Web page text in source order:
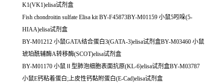
K1(VK1)elisa试剂盒
Fish chondroitin sulfate Elisa kit BY-F45873BY-M01159 小鼠5吲哚(5-
HIAA)elisa试剂盒
BY-M01212 小鼠GATA结合蛋白3(GATA-3)elisa试剂盒BY-M03460 小鼠
琥珀酰辅酶A转移酶(SCOT)elisa试剂盒
BY-M01170 小鼠Ⅱ型肺泡细胞表面抗原(KL-6)elisa试剂盒BY-M03787
小鼠E钙粘着蛋白;上皮性钙黏附蛋白(E-Cad)elisa试剂盒